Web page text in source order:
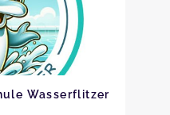
Wasserflitzer